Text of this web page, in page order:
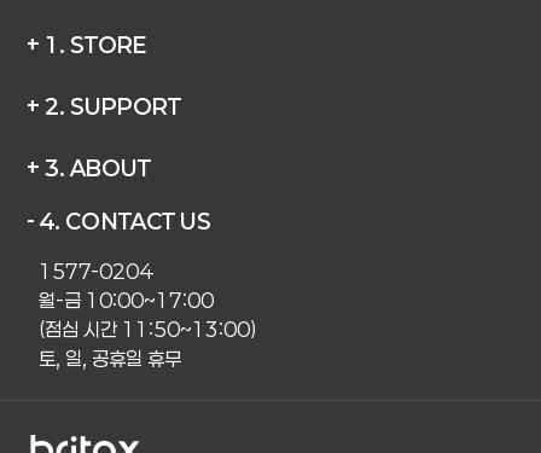
+ 1. STORE
+ 2. SUPPORT
+ 3. ABOUT
- 4. CONTACT US
1577-0204
월-금 10:00~17:00
(점심 시간 11:50~13:00)
토, 일, 공휴일 휴무